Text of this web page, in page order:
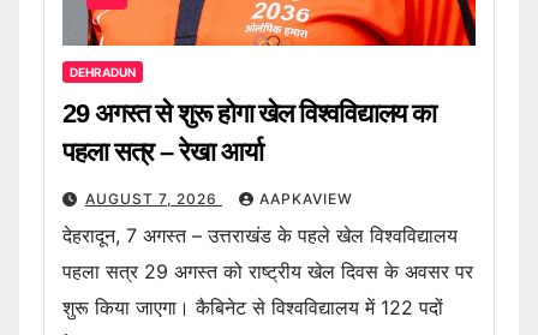
DEHRADUN
29 अगस्त से शुरू होगा खेल विश्वविद्यालय का
पहला सत्र – रेखा आर्या
AUGUST 7, 2026 AAPKAVIEW
देहरादून, 7 अगस्त – उत्तराखंड के पहले खेल विश्वविद्यालय
पहला सत्र 29 अगस्त को राष्ट्रीय खेल दिवस के अवसर पर
शुरू किया जाएगा। कैबिनेट से विश्वविद्यालय में 122 पदों